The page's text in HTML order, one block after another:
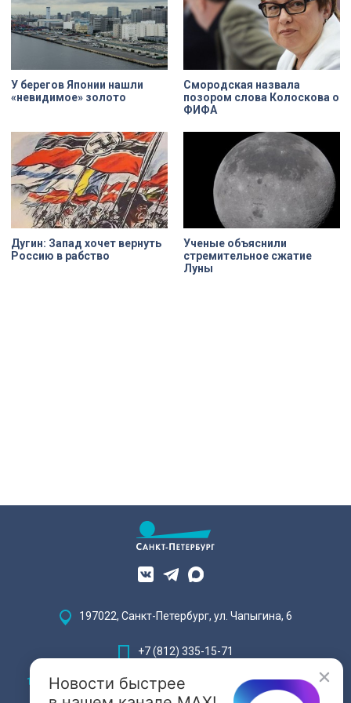
переживает второе рождение.
Жемчужина, объекта культурного
наследия — исторические часы.
Их элементы утрачены на 90%.
У берегов Японии нашли
«невидимое» золото
Смородская назвала
позором слова Колоскова о
ФИФА
Дугин: Запад хочет вернуть
Россию в рабство
Ученые объяснили
стремительное сжатие
Луны
Новости быстрее
197022, Санкт-Петербург, ул. Чапыгина, 6
+7 (812) 335-15-71
Внимание! Отдельные видеоматериалы, размещенные на настоящем
сайте, могут содержать информацию, предназначенную для лиц,
достигших 18 лет.